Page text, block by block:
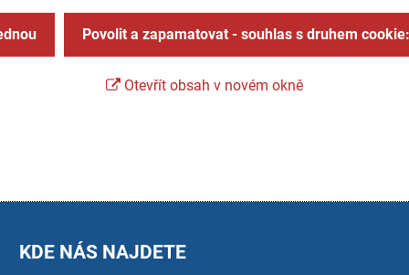
Povolit a zapamatovat - souhlas s druhem
Otevřít obsah v novém okně
KDE NÁS NAJDETE